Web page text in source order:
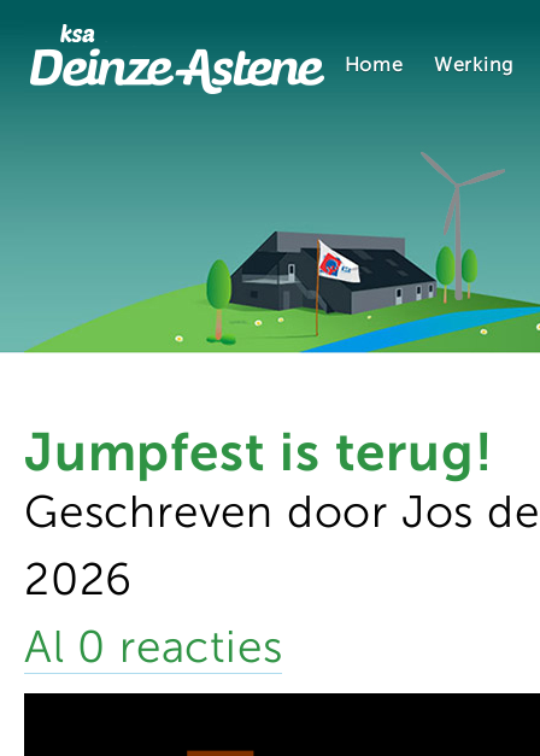
Home Werking
Jumpfest is terug!
Geschreven door Jos
2026
Al 0 reacties